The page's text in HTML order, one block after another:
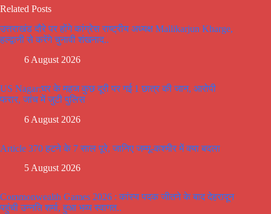
Related Posts
उत्तराखंड दौरे पर होंगे कांग्रेस राष्ट्रीय अध्यक्ष Mallikarjun Kharge,
हल्द्वानी से करेंगे चुनावी शंखनाद..
6 August 2026
US Nagar:घर के महज कुछ दूरी पर गई 1 छात्र की जान, आरोपी
फरार, जांच में जुटी पुलिस
6 August 2026
Article 370 हटने के 7 साल पूरे, जानिए जम्मू-कश्मीर में क्या बदला
5 August 2026
Commonwealth Games 2026 : कांस्य पदक जीतने के बाद देहरादून
पहुंची उन्नति शर्मा, हुआ भव्य स्वागत..